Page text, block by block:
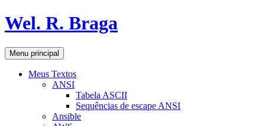
Pular
para
conteúdo
Wel. R. Braga
Pesquisar
Menu principal
Meus Textos
ANSI
Tabela ASCII
Sequências de escape ANSI
Ansible